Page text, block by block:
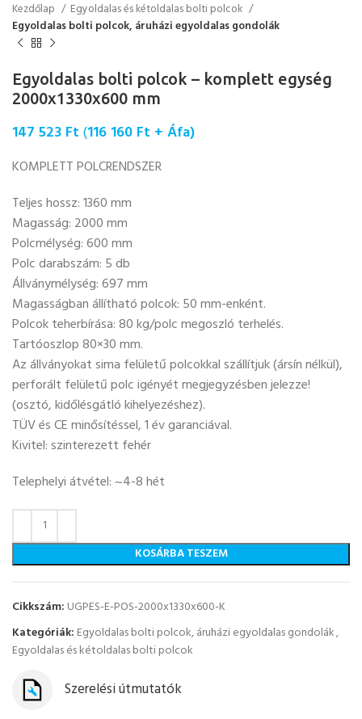
Kezdőlap
Egyoldalas és kétoldalas bolti polcok
Egyoldalas bolti polcok, áruházi egyoldalas gondolák
Egyoldalas bolti polcok – komplett egység
2000x1330x600 mm
147 523 Ft (116 160 Ft + Áfa)
KOMPLETT POLCRENDSZER
Teljes hossz: 1360 mm
Magasság: 2000 mm
Polcmélység: 600 mm
Polc darabszám: 5 db
Állványmélység: 697 mm
Magasságban állítható polcok: 50 mm-enként.
Polcok teherbírása: 80 kg/polc megoszló terhelés.
Tartóoszlop 80×30 mm.
Az állványokat sima felületű polcokkal szállítjuk (ársín nélkül),
perforált felületű polc igényét megjegyzésben jelezze!
(osztó, kidőlésgátló kihelyezéshez).
TÜV és CE minősítéssel, 1 év garanciával.
Kivitel: szinterezett fehér
Telephelyi átvétel: ~4-8 hét
KOSÁRBA TESZEM
Cikkszám: UGPES-E-POS-2000x1330x600-K
Kategóriák: Egyoldalas bolti polcok, áruházi egyoldalas gondolák,
Egyoldalas és kétoldalas bolti polcok
Szerelési útmutatók